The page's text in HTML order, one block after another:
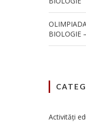
BIOLOGIE
Activități